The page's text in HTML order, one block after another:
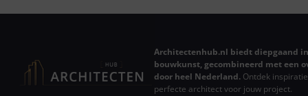
Architectenhub.nl biedt diepgaand
bouwkunst, gecombineerd met een
door heel Nederland. Ontdek
perfecte architect voor jouw project.